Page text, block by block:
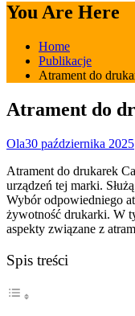
You Are Here
Home
Publikacje
Atrament do
Atrament do
Ola30 października 2025
Atrament do drukarek
urządzeń tej marki.
Wybór odpowiedniego
żywotność drukarki. W
aspekty związane z
Spis treści